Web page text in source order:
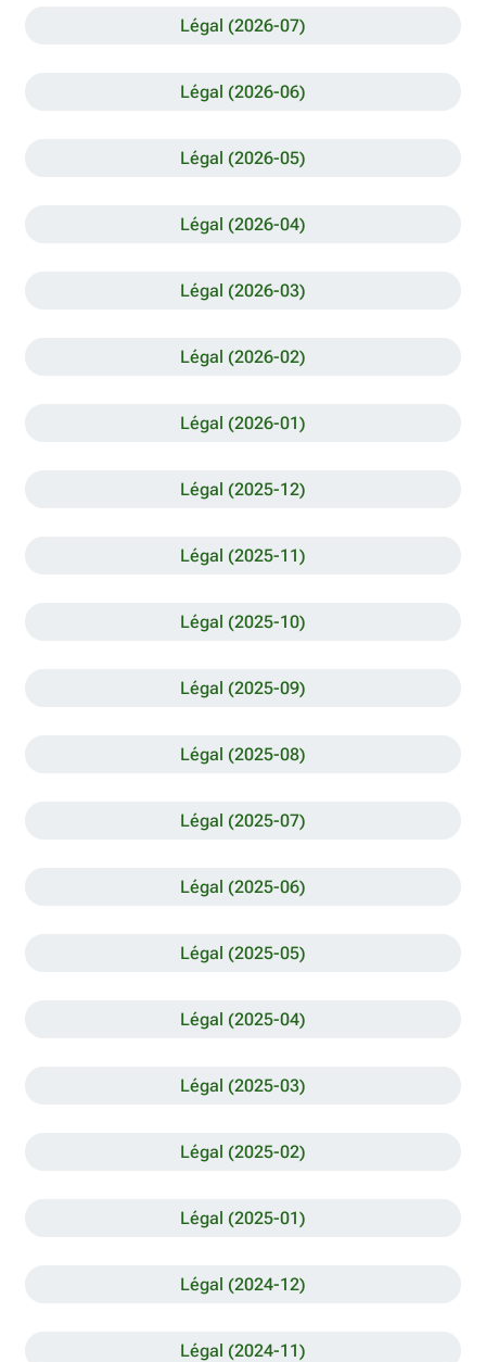
Légal (2026-07)
Légal (2026-06)
Légal (2026-05)
Légal (2026-04)
Légal (2026-03)
Légal (2026-02)
Légal (2026-01)
Légal (2025-12)
Légal (2025-11)
Légal (2025-10)
Légal (2025-09)
Légal (2025-08)
Légal (2025-07)
Légal (2025-06)
Légal (2025-05)
Légal (2025-04)
Légal (2025-03)
Légal (2025-02)
Légal (2025-01)
Légal (2024-12)
Légal (2024-11)